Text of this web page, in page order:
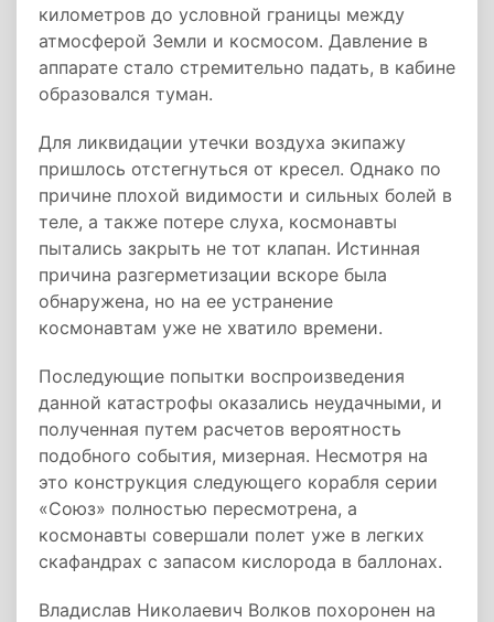
километров до условной границы между
атмосферой Земли и космосом. Давление в
аппарате стало стремительно падать, в кабине
образовался туман.
Для ликвидации утечки воздуха экипажу
пришлось отстегнуться от кресел. Однако по
причине плохой видимости и сильных болей в
теле, а также потере слуха, космонавты
пытались закрыть не тот клапан. Истинная
причина разгерметизации вскоре была
обнаружена, но на ее устранение
космонавтам уже не хватило времени.
Последующие попытки воспроизведения
данной катастрофы оказались неудачными, и
полученная путем расчетов вероятность
подобного события, мизерная. Несмотря на
это конструкция следующего корабля серии
«Союз» полностью пересмотрена, а
космонавты совершали полет уже в легких
скафандрах с запасом кислорода в баллонах.
Владислав Николаевич Волков похоронен на